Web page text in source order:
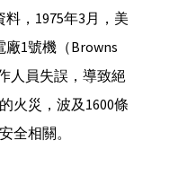
，1975年3月，美
1號機（Browns
人員失誤，導致絕
火災，波及1600條
全相關。